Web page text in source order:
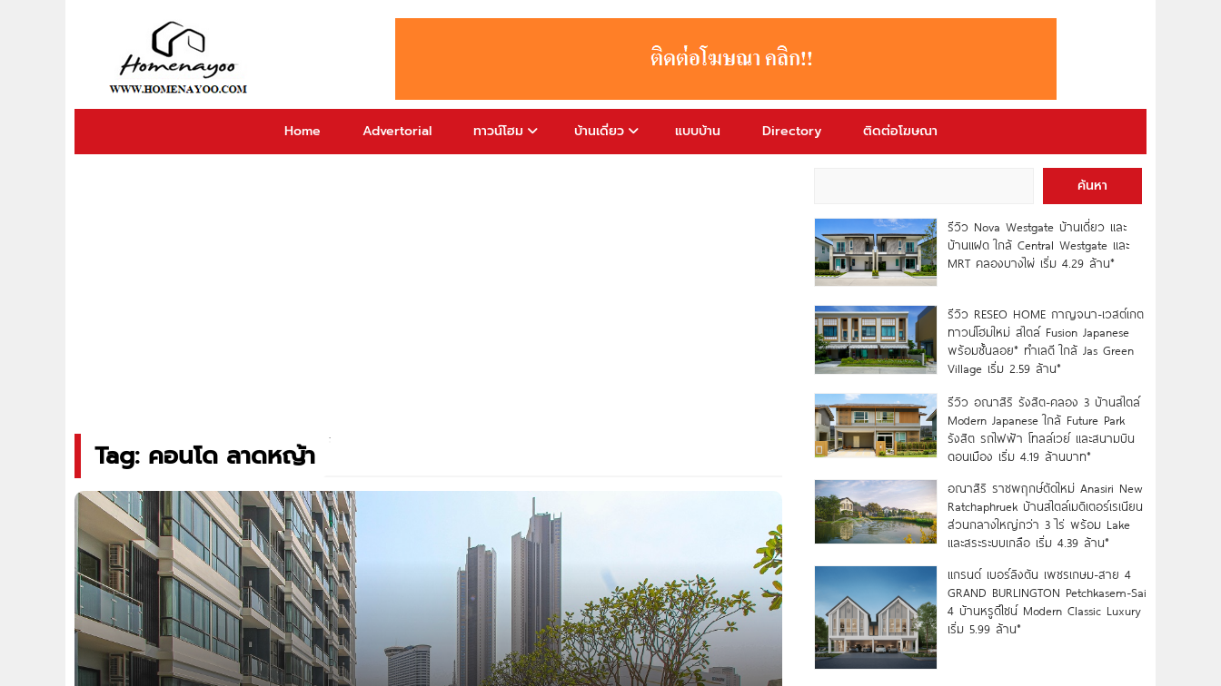
Home Advertorial ทาวน์โฮม บ้านเดี่ยว แบบบ้าน Directory ติดต่อโฆษณา
Tag: คอนโด ลาดหญ้า
ค้นหา
รีวิว Nova Westgate บ้านเดี่ยว และ
บ้านแฝด ใกล้ Central Westgate และ
MRT คลองบางไผ่ เริ่ม 4.29 ล้าน*
รีวิว RESEO HOME กาญจนา-เวสต์เกต
ทาวน์โฮมใหม่ สไตล์ Fusion Japanese
พร้อมชั้นลอย* ทำเลดี ใกล้ Jas Green
Village เริ่ม 2.59 ล้าน*
รีวิว อณาสิริ รังสิต-คลอง 3 บ้านสไตล์
Modern Japanese ใกล้ Future Park
รังสิต รถไฟฟ้า โทลล์เวย์ และสนามบิน
ดอนเมือง เริ่ม 4.19 ล้านบาท*
อณาสิริ ราชพฤกษ์ตัดใหม่ Anasiri New
Ratchaphruek บ้านสไตล์เมดิเตอร์เรเนียน
ส่วนกลางใหญ่กว่า 3 ไร่ พร้อม Lake
และสระระบบเกลือ เริ่ม 4.39 ล้าน*
แกรนด์ เบอร์ลิงตัน เพชรเกษม-สาย 4
GRAND BURLINGTON Petchkasem-Sai
4 บ้านหรูดีไซน์ Modern Classic Luxury
เริ่ม 5.99 ล้าน*